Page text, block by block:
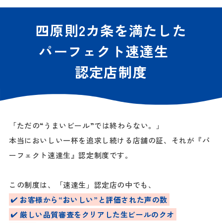
四原則2カ条を満たした
パーフェクト速達生
認定店制度
「ただの“うまいビール”では終わらない。」
本当においしい一杯を追求し続ける店舗の証、それが『パ
ーフェクト速達生』認定制度です。
この制度は、「速達生」認定店の中でも、
お客様から“おいしい”と評価された声の数
厳しい品質審査をクリアした生ビールのクオ